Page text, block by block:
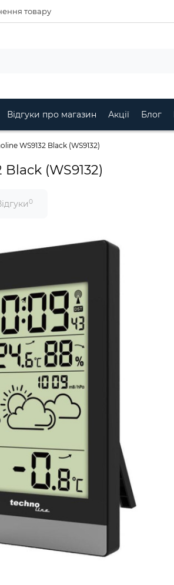
товару
Відгуки про магазин Акції Блог
WS9132 Black (WS9132)
(WS9132)
0